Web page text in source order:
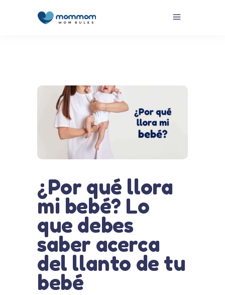
¿Por qué llora
mi bebé? Lo
que debes
saber acerca
del llanto de tu
bebé